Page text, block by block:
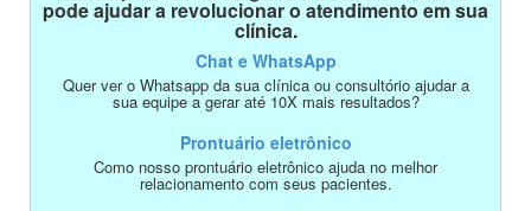
pode ajudar a revolucionar o atendimento em sua
clínica.
Chat e WhatsApp
Quer ver o Whatsapp da sua clínica ou consultório ajudar a
sua equipe a gerar até 10X mais resultados?
Prontuário eletrônico
Como nosso prontuário eletrônico ajuda no melhor
relacionamento com seus pacientes.